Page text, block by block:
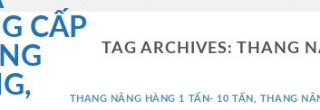
TAG ARCHIVES:THANG
THANG NÂNG HÀNG 1 TẤN- 10 TẤN THANG